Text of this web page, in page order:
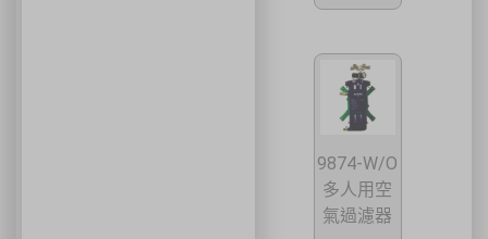
9874-W/O
多人用空
氣過濾器
祐大技術顧問股份有限公司
🚄 建議搭乘高鐵至臺中站後轉乘計程車
🚘 停車位有限，建議共乘或搭乘大眾運輸工具
🔥 線上報名｜火速搶位
名額有限，依完成報名及繳費順序保留名額，額滿即截止。